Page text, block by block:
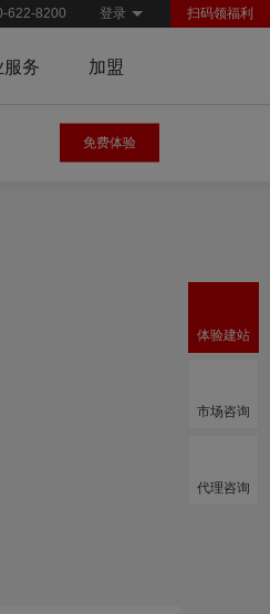
扫码领福利
登录
622-8200
服务 加盟
免费体验
体验建站
市场咨询
代理咨询